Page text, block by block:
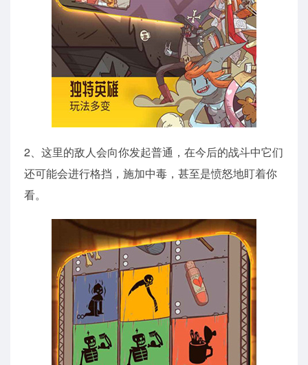
2、这里的敌人会向你发起普通，在今后的战斗中它们
还可能会进行格挡，施加中毒，甚至是愤怒地盯着你
看。